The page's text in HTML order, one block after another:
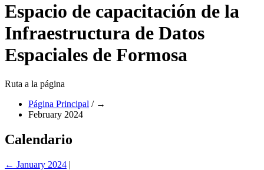
Espacio de capacitación de la
Infraestructura de Datos
Espaciales de Formosa
Ruta a la página
Página Principal / →
February 2024
Calendario
← January 2024 |